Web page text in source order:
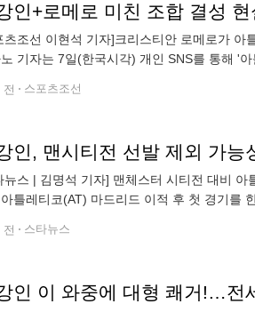
츠조선 이현석 기자]크리스티안 로메로가 아
기자는 7일(한국시각) 개인 SNS를 통해 '
스포츠조선
인, 맨시티전 선발 제외 가
뉴스 | 김명석 기자] 맨체스터 시티전 대비
틀레티코(AT) 마드리드 이적 후 첫 경기를
스타뉴스